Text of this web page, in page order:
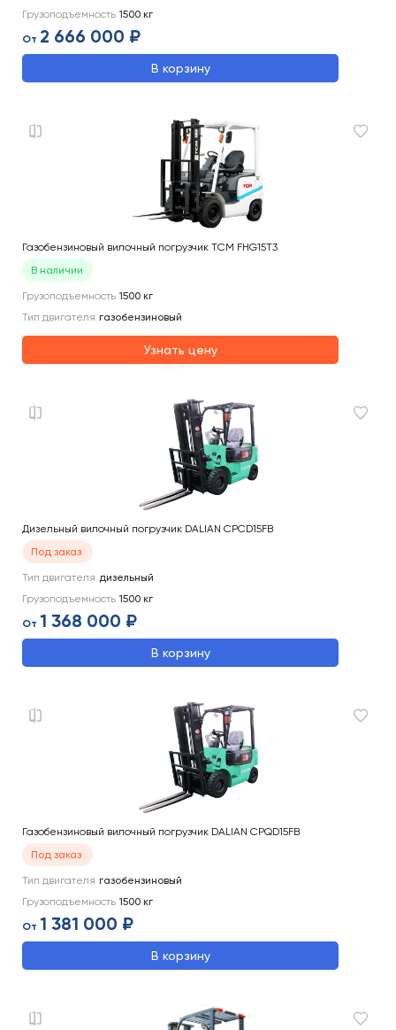
Грузоподъемность 1500 кг
От 2 666 000 ₽
В корзину
Газобензиновый вилочный погрузчик TCM FHG15T3
В наличии
Грузоподъемность 1500 кг
Тип двигателя газобензиновый
Узнать цену
Дизельный вилочный погрузчик DALIAN CPCD15FB
Под заказ
Тип двигателя дизельный
Грузоподъемность 1500 кг
От 1 368 000 ₽
В корзину
Газобензиновый вилочный погрузчик DALIAN CPQD15FB
Под заказ
Тип двигателя газобензиновый
Грузоподъемность 1500 кг
От 1 381 000 ₽
В корзину